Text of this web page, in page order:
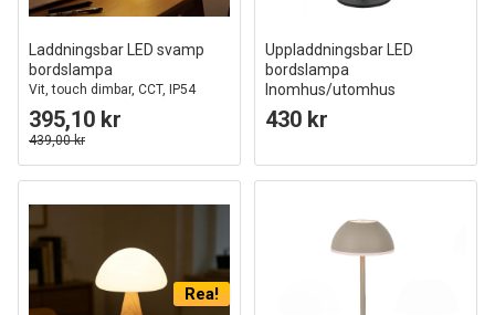
Laddningsbar LED svamp
bordslampa
Vit, touch dimbar, CCT, IP54
395,10 kr
439,00 kr
Uppladdningsbar LED
bordslampa
Inomhus/utomhus
Svart, touch dimbar, 3i1, IP54
utomhus bordslampa
430 kr
Rea!